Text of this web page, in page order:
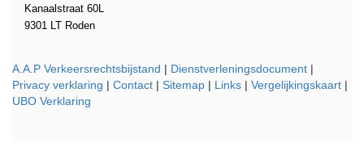
Kanaalstraat 60L
9301 LT Roden
A.A.P Verkeersrechtsbijstand | Dienstverleningsdocument |
Privacy verklaring | Contact | Sitemap | Links | Vergelijkingskaart |
UBO Verklaring